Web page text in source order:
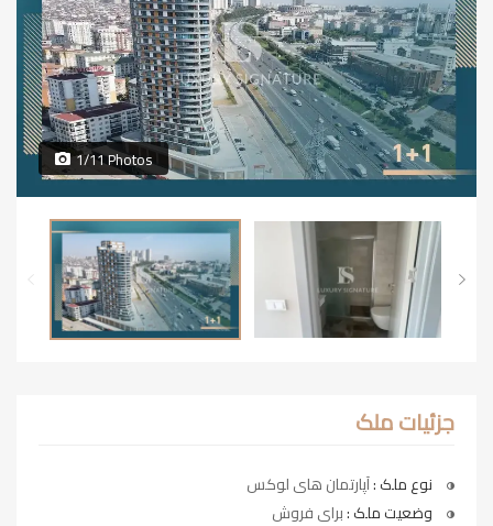
1/11 Photos
جزئیات ملک
نوع ملک :آپارتمان های لوکس
وضعیت ملک :برای فروش